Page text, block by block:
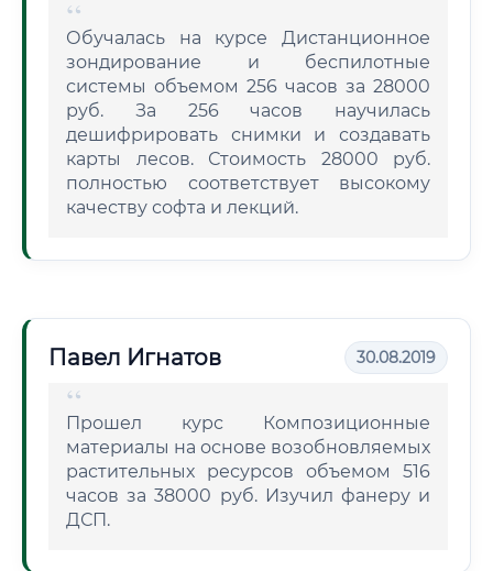
Обучалась на курсе Дистанционное
зондирование и беспилотные
системы объемом 256 часов за 28000
руб. За 256 часов научилась
дешифрировать снимки и создавать
карты лесов. Стоимость 28000 руб.
полностью соответствует высокому
качеству софта и лекций.
Павел Игнатов 30.08.2019
Прошел курс Композиционные
материалы на основе возобновляемых
растительных ресурсов объемом 516
часов за 38000 руб. Изучил фанеру и
ДСП.